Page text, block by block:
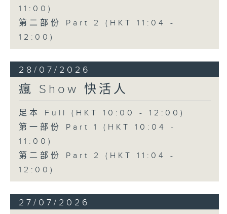
11:00)
第二部份 Part 2 (HKT 11:04 -
12:00)
28/07/2026
瘋 Show 快活人
足本 Full (HKT 10:00 - 12:00)
第一部份 Part 1 (HKT 10:04 -
11:00)
第二部份 Part 2 (HKT 11:04 -
12:00)
27/07/2026